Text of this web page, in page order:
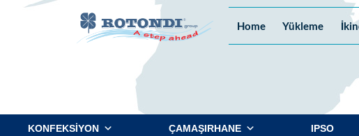
Home Yükleme
KONFEKSİYON ÇAMAŞIRHANE IPSO